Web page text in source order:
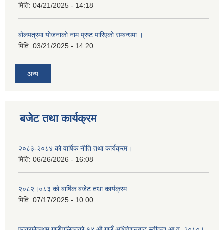
मिति: 04/21/2025 - 14:18
बोलपत्रमा योजनाको नाम प्रष्ट पारिएको सम्बन्धमा ।
मिति: 03/21/2025 - 14:20
अन्य
बजेट तथा कार्यक्रम
२०८३-२०८४ को वार्षिक नीति तथा कार्यक्रम।
मिति: 06/26/2026 - 16:08
२०८२।०८३ को बार्षिक बजेट तथा कार्यक्रम
मिति: 07/17/2025 - 10:00